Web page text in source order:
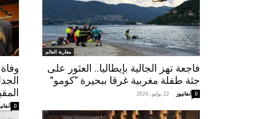
مغاربة العالم
فاجعة تهز الجالية بإيطاليا.. العثور على
جثة طفلة مغربية غرقا ببحيرة “كومو”
آنفانيوز - 22 يوليو، 2026 0
0